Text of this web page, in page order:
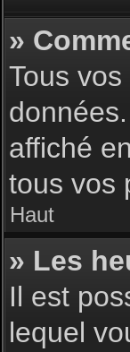
»
Tous
affiché
tous vos
Haut
» Les
Il est
lequel